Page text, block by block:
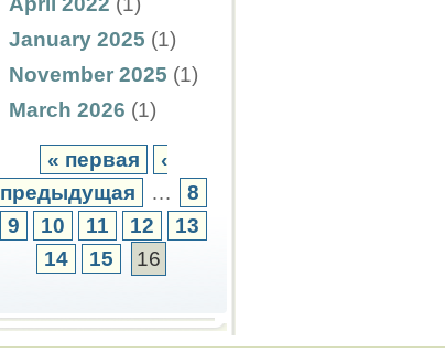
January 2025 (1)
November 2025 (1)
March 2026 (1)
« первая
‹
предыдущая
…
8
9
10 11 12
13
14
15 16